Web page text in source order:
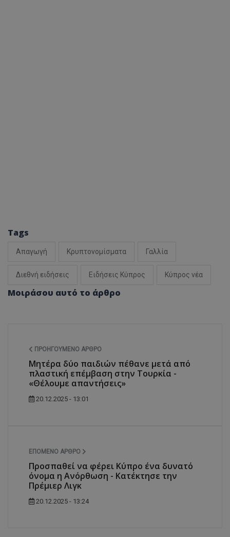
Tags
Απαγωγή Κρυπτονομίσματα Γαλλία
Διεθνή ειδήσεις Ειδήσεις Κύπρος Κύπρος νέα
Μοιράσου αυτό το άρθρο
ΠΡΟΗΓΟΎΜΕΝΟ ΆΡΘΡΟ
Μητέρα δύο παιδιών πέθανε μετά από
πλαστική επέμβαση στην Τουρκία -
«Θέλουμε απαντήσεις»
20.12.2025 - 13:01
ΕΠΌΜΕΝΟ ΆΡΘΡΟ
Προσπαθεί να φέρει Κύπρο ένα δυνατό
όνομα η Ανόρθωση - Κατέκτησε την
Πρέμιερ Λιγκ
20.12.2025 - 13:24